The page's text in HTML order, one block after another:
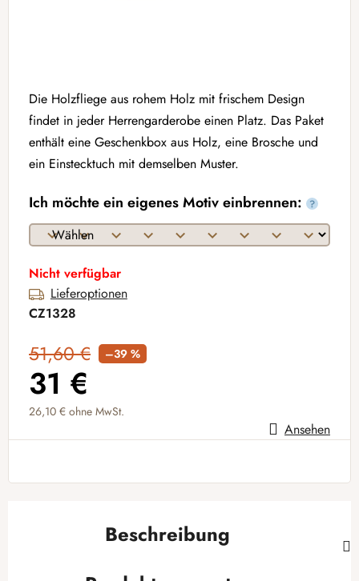
Die Holzfliege aus rohem Holz mit frischem Design
findet in jeder Herrengarderobe einen Platz. Das Paket
enthält eine Geschenkbox aus Holz, eine Brosche und
ein Einstecktuch mit demselben Muster.
Ich möchte ein eigenes Motiv einbrennen: ?
Nicht verfügbar
Lieferoptionen
CZ1328
51,60 € –39 %
31 €
26,10 € ohne MwSt.
Verkaufspreis: Ansehen
Beschreibung